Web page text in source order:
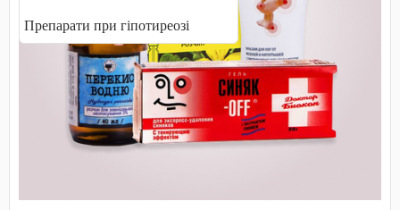
Препарати при гіпотиреозі